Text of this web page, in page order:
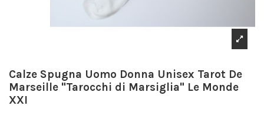
Calze Spugna Uomo Donna Unisex Tarot De
Marseille "Tarocchi di Marsiglia" Le Monde
XXI